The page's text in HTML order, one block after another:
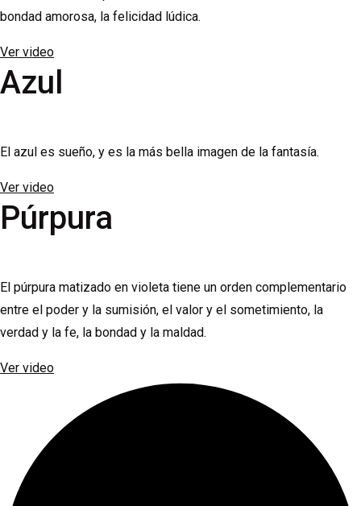
bondad amorosa, la felicidad lúdica.
Ver video
Azul
El azul es sueño, y es la más bella imagen de la fantasía.
Ver video
Púrpura
El púrpura matizado en violeta tiene un orden complementario
entre el poder y la sumisión, el valor y el sometimiento, la
verdad y la fe, la bondad y la maldad.
Ver video